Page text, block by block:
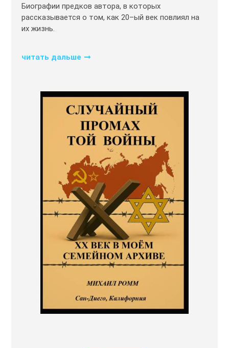
Биографии предков автора, в которых
рассказывается о том, как 20–ый век повлиял на
их жизнь.
читать дальше